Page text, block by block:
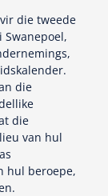
die tweede
Swanepoel,
die
die
van hul
hul beroepe,